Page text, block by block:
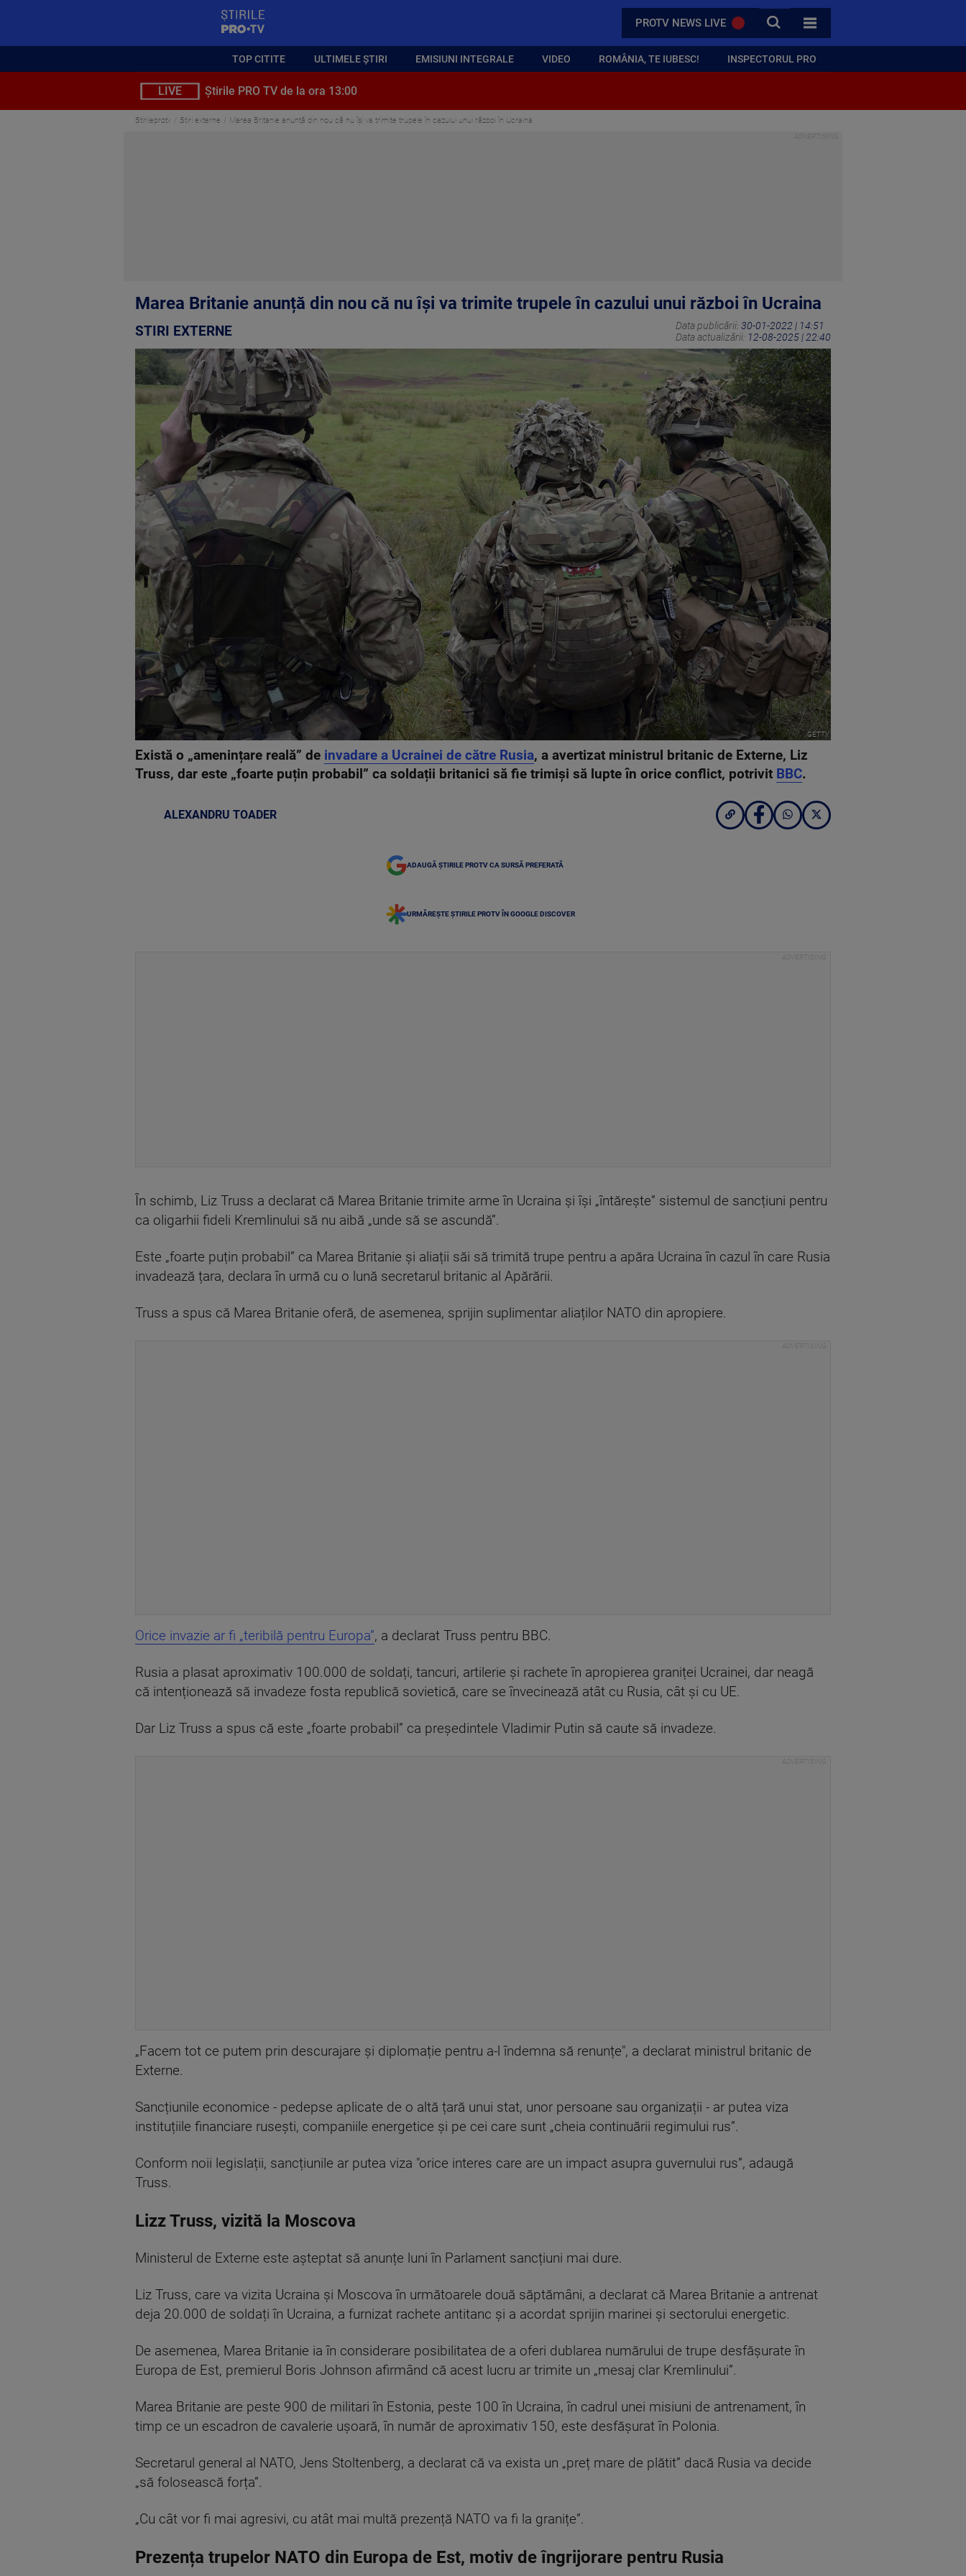
PROTV NEWS LIVE CAUTA
TOATE CATEGORIILE
TOP CITITE ULTIMELE ȘTIRI EMISIUNI INTEGRALE VIDEO ROMÂNIA, TE IUBESC! INSPECTORUL PRO
LIVE Știrile PRO TV de la ora 13:00
Stirileprotv Stiri externe Marea Britanie anunță din nou că nu își va trimite trupele în cazului unui război în Ucraina
Marea Britanie anunță din nou că nu își va trimite trupele în cazului unui război în Ucraina
STIRI EXTERNE Data publicării: 30-01-2022 | 14:51
Data actualizării: 12-08-2025 | 22:40
GETTY
Există o „amenințare reală” de invadare a Ucrainei de către Rusia, a avertizat ministrul britanic de Externe, Liz
Truss, dar este „foarte puțin probabil” ca soldații britanici să fie trimiși să lupte în orice conflict, potrivit BBC.
ALEXANDRU TOADER
ADAUGĂ ȘTIRILE PROTV CA SURSĂ PREFERATĂ
URMĂREȘTE ȘTIRILE PROTV ÎN GOOGLE DISCOVER
În schimb, Liz Truss a declarat că Marea Britanie trimite arme în Ucraina și își „întărește” sistemul de sancțiuni pentru
ca oligarhii fideli Kremlinului să nu aibă „unde să se ascundă”.
Este „foarte puțin probabil” ca Marea Britanie și aliații săi să trimită trupe pentru a apăra Ucraina în cazul în care Rusia
invadează țara, declara în urmă cu o lună secretarul britanic al Apărării.
Truss a spus că Marea Britanie oferă, de asemenea, sprijin suplimentar aliaților NATO din apropiere.
Orice invazie ar fi „teribilă pentru Europa”, a declarat Truss pentru BBC.
Rusia a plasat aproximativ 100.000 de soldați, tancuri, artilerie și rachete în apropierea graniței Ucrainei, dar neagă
că intenționează să invadeze fosta republică sovietică, care se învecinează atât cu Rusia, cât și cu UE.
Dar Liz Truss a spus că este „foarte probabil” ca președintele Vladimir Putin să caute să invadeze.
„Facem tot ce putem prin descurajare și diplomație pentru a-l îndemna să renunțe", a declarat ministrul britanic de
Externe.
Sancțiunile economice - pedepse aplicate de o altă țară unui stat, unor persoane sau organizații - ar putea viza
instituțiile financiare rusești, companiile energetice și pe cei care sunt „cheia continuării regimului rus”.
Conform noii legislații, sancțiunile ar putea viza "orice interes care are un impact asupra guvernului rus”, adaugă
Truss.
Lizz Truss, vizită la Moscova
Ministerul de Externe este așteptat să anunțe luni în Parlament sancțiuni mai dure.
Liz Truss, care va vizita Ucraina și Moscova în următoarele două săptămâni, a declarat că Marea Britanie a antrenat
deja 20.000 de soldați în Ucraina, a furnizat rachete antitanc și a acordat sprijin marinei și sectorului energetic.
De asemenea, Marea Britanie ia în considerare posibilitatea de a oferi dublarea numărului de trupe desfășurate în
Europa de Est, premierul Boris Johnson afirmând că acest lucru ar trimite un „mesaj clar Kremlinului”.
Marea Britanie are peste 900 de militari în Estonia, peste 100 în Ucraina, în cadrul unei misiuni de antrenament, în
timp ce un escadron de cavalerie ușoară, în număr de aproximativ 150, este desfășurat în Polonia.
Secretarul general al NATO, Jens Stoltenberg, a declarat că va exista un „preț mare de plătit” dacă Rusia va decide
„să folosească forța”.
„Cu cât vor fi mai agresivi, cu atât mai multă prezență NATO va fi la granițe”.
Prezența trupelor NATO din Europa de Est, motiv de îngrijorare pentru Rusia